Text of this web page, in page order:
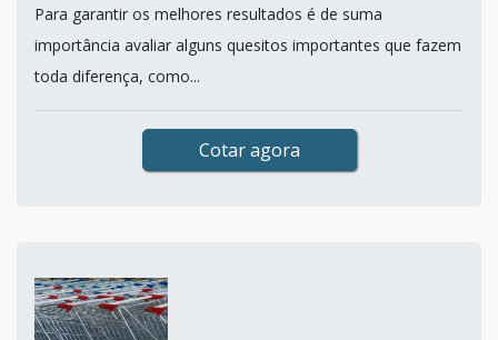
Para garantir os melhores resultados é de suma
importância avaliar alguns quesitos importantes que fazem
toda diferença, como...
Cotar agora